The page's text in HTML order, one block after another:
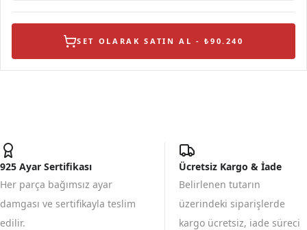
SET OLARAK SATIN AL - ₺90.240
925 Ayar Sertifikası
Her parça bağımsız ayar
damgası ve sertifikayla teslim
edilir.
Ücretsiz Kargo & İade
Belirlenen tutarın
üzerindeki siparişlerde
kargo ücretsiz, iade süreci